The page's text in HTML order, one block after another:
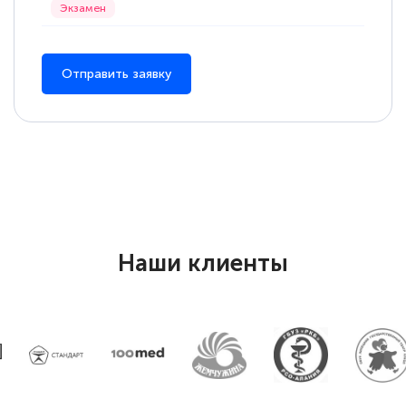
Отправить заявку
Наши клиенты